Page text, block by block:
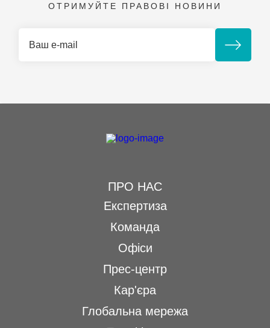
ОТРИМУЙТЕ ПРАВОВІ НОВИНИ
ПРО НАС
Експертиза
Команда
Офіси
Прес-центр
Кар'єра
Глобальна мережа